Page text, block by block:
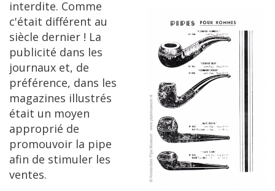
interdite. Comme
c'était différent au
siècle dernier ! La
publicité dans les
journaux et, de
préférence, dans les
magazines illustrés
était un moyen
approprié de
promouvoir la pipe
afin de stimuler les
ventes.